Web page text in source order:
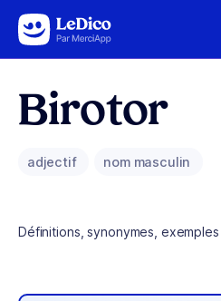
Aller au contenu
Birotor
adjectif nom masculin
Définitions, synonymes,